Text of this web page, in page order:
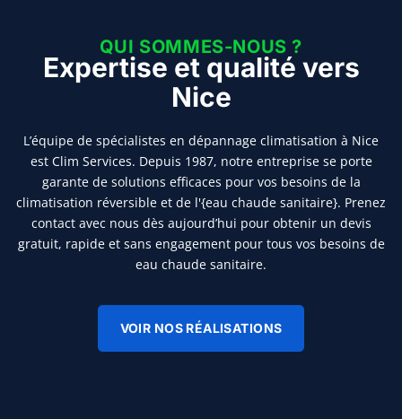
QUI SOMMES-NOUS ?
Expertise et qualité vers
Nice
L’équipe de spécialistes en dépannage climatisation à Nice
est Clim Services. Depuis 1987, notre entreprise se porte
garante de solutions efficaces pour vos besoins de la
climatisation réversible et de l'{eau chaude sanitaire}. Prenez
contact avec nous dès aujourd’hui pour obtenir un devis
gratuit, rapide et sans engagement pour tous vos besoins de
eau chaude sanitaire.
VOIR NOS RÉALISATIONS